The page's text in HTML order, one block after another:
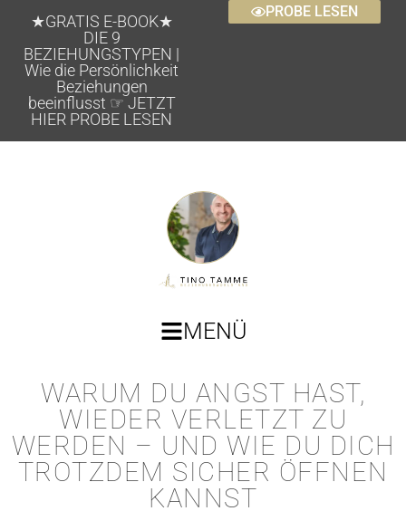
★GRATIS E-BOOK★
DIE 9
BEZIEHUNGSTYPEN |
Wie die Persönlichkeit
Beziehungen
beeinflusst ☞ JETZT
HIER PROBE LESEN
PROBE LESEN
MENÜ
WARUM DU ANGST HAST,
WIEDER VERLETZT ZU
WERDEN – UND WIE DU DICH
TROTZDEM SICHER ÖFFNEN
KANNST